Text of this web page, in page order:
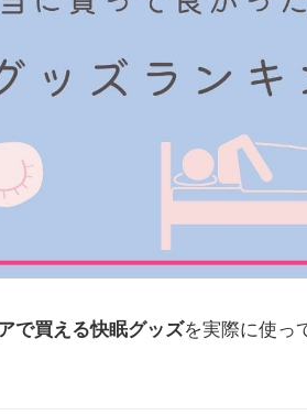
で買える快眠グッズを実際に使っ